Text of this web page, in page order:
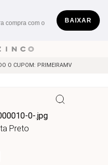
compra com o
BAIXAR
O CUPOM: PRIMEIRAMV
Preto